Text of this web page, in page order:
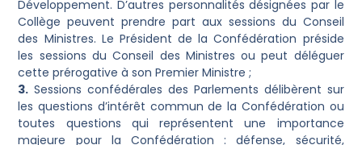
Développement. D’autres personnalités désignées par le
Collège peuvent prendre part aux sessions du Conseil
des Ministres. Le Président de la Confédération préside
les sessions du Conseil des Ministres ou peut déléguer
cette prérogative à son Premier Ministre ;
3. Sessions confédérales des Parlements délibèrent sur
les questions d’intérêt commun de la Confédération ou
toutes questions qui représentent une importance
majeure pour la Confédération : défense, sécurité,